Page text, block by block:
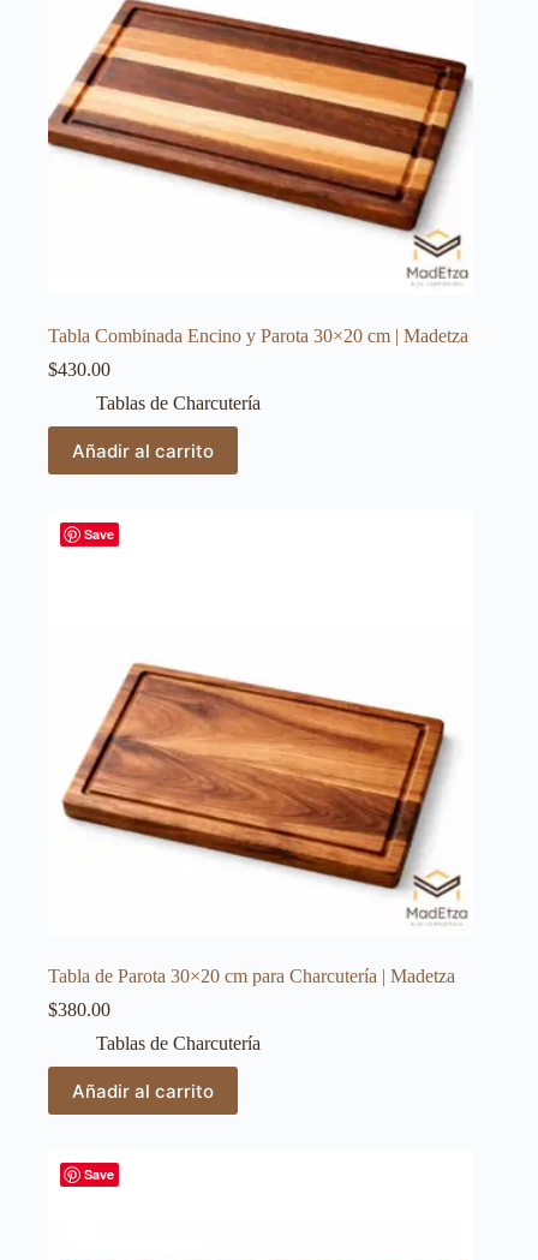
Tabla Combinada Encino y Parota 30×20 cm | Madetza
$430.00
Tablas de Charcutería
Añadir al carrito
Save
Tabla de Parota 30×20 cm para Charcutería | Madetza
$380.00
Tablas de Charcutería
Añadir al carrito
Save